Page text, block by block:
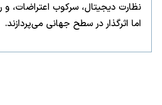
اما اثرگذار در سطح جهانی می‌پردازند.